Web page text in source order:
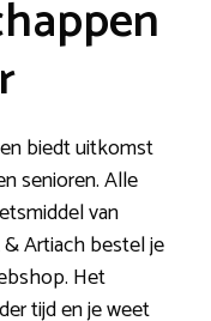
biedt uitkomst
senioren. Alle
van
Artiach bestel je
Het
tijd en je weet